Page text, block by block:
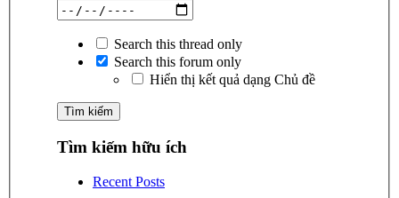
Search this thread only
Search this forum only
Hiển thị kết quả dạng Chủ đề
Tìm kiếm hữu ích
Recent Posts